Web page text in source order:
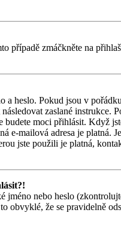
případě zmáčkněte na
a heslo. Pokud jsou v
následovat zaslané
moci přihlásit. Když
e-mailová adresa je
jste použili je platná,
nebo heslo
obvyklé, že se pravidelně